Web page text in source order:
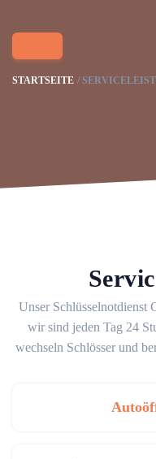
STARTSEITE
Unser
wir sind jeden Tag 24
wechseln Schlösser und